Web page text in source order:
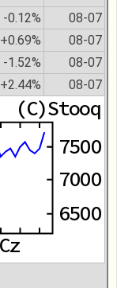
-0.12% 08-07
+0.69% 08-07
-1.52% 08-07
+2.44% 08-07